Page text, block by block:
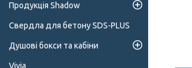
Продукція Shadow
Свердла для бетону SDS-PLUS
Душові бокси та кабіни
Vivia